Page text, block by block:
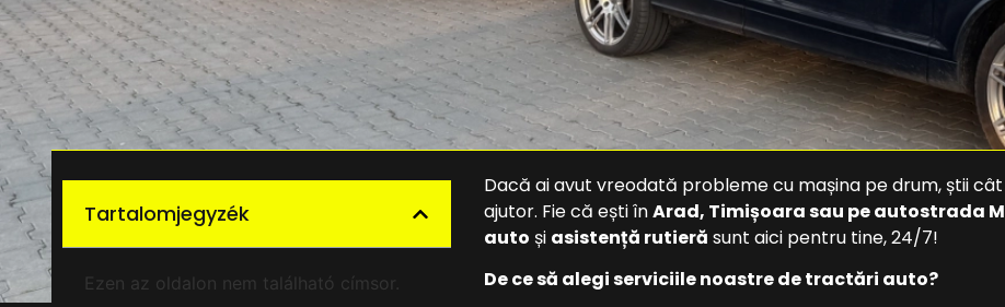
Tartalomjegyzék
Ezen az oldalon nem található címsor.
Dacă ai avut vreodată probleme cu mașina pe drum, știi
ajutor. Fie că ești înArad, Timișoara sau pe autostrada
auto și asistență rutieră sunt aici pentru tine, 24/7!
De ce să alegi serviciile noastre de tractări auto?